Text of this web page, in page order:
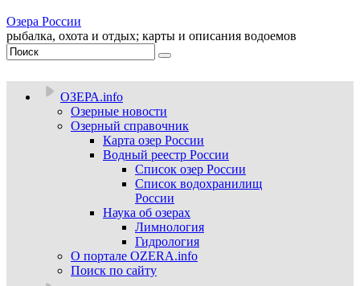
Озера России
рыбалка, охота и отдых; карты и описания водоемов
ОЗЕРА.info
Озерные новости
Озерный справочник
Карта озер России
Водный реестр России
Список озер России
Список водохранилищ
России
Наука об озерах
Лимнология
Гидрология
О портале OZERA.info
Поиск по сайту